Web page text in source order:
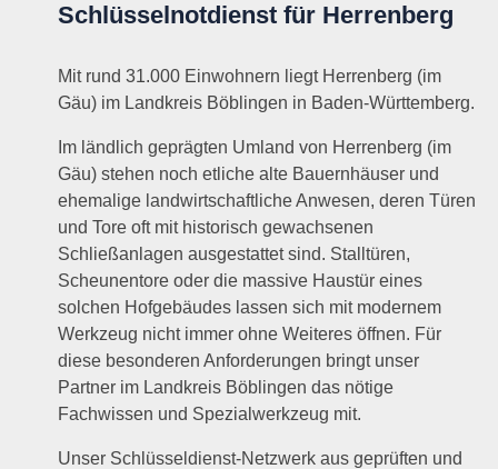
Schlüsselnotdienst für Herrenberg
Mit rund 31.000 Einwohnern liegt Herrenberg (im
Gäu) im Landkreis Böblingen in Baden-Württemberg.
Im ländlich geprägten Umland von Herrenberg (im
Gäu) stehen noch etliche alte Bauernhäuser und
ehemalige landwirtschaftliche Anwesen, deren Türen
und Tore oft mit historisch gewachsenen
Schließanlagen ausgestattet sind. Stalltüren,
Scheunentore oder die massive Haustür eines
solchen Hofgebäudes lassen sich mit modernem
Werkzeug nicht immer ohne Weiteres öffnen. Für
diese besonderen Anforderungen bringt unser
Partner im Landkreis Böblingen das nötige
Fachwissen und Spezialwerkzeug mit.
Unser Schlüsseldienst-Netzwerk aus geprüften und